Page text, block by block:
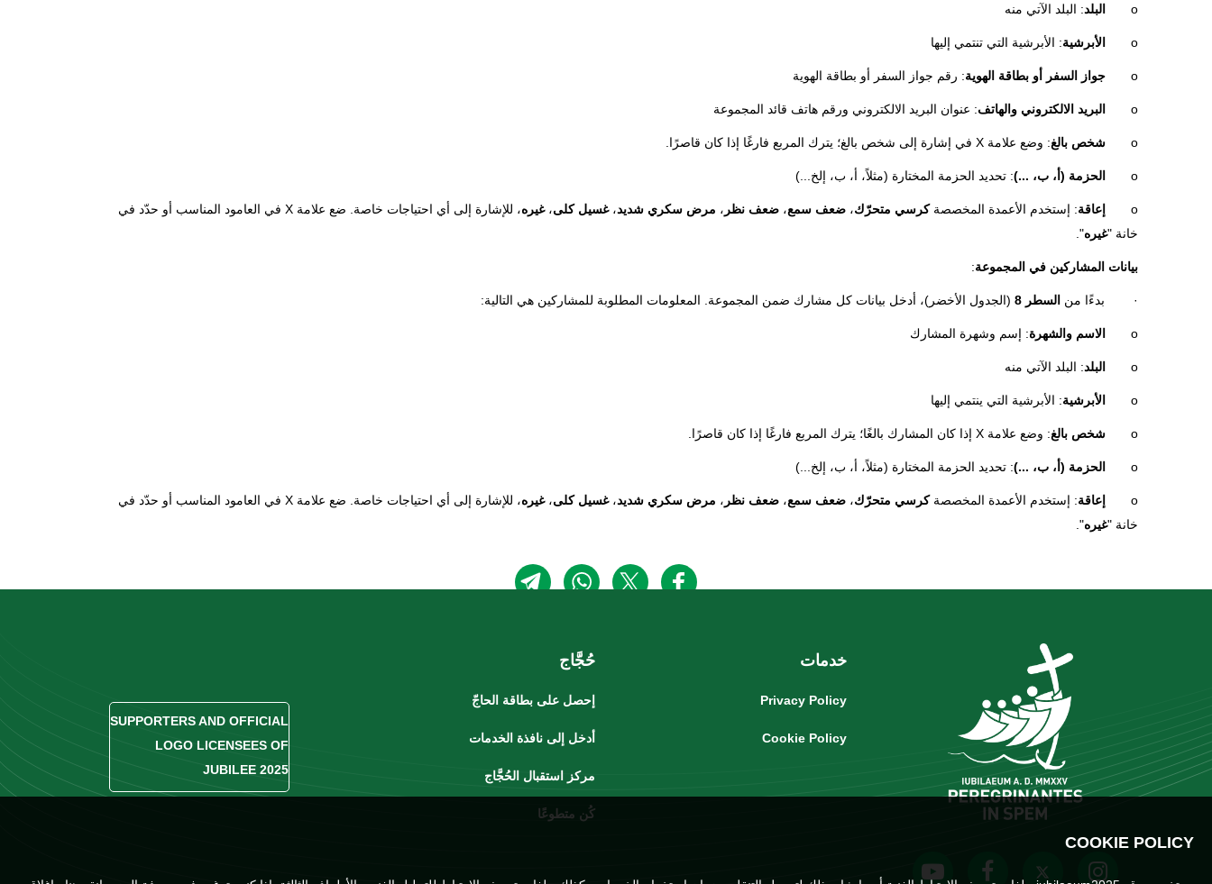
o البلد: البلد الآتي منه
o الأبرشية: الأبرشية التي تنتمي إليها
o جواز السفر أو بطاقة الهوية: رقم جواز السفر أو بطاقة الهوية
o البريد الالكتروني والهاتف: عنوان البريد الالكتروني ورقم هاتف قائد المجموعة
o شخص بالغ: وضع علامة X في إشارة إلى شخص بالغ؛ يترك المربع فارغًا إذا كان قاصرًا.
o الحزمة (أ، ب، ...): تحديد الحزمة المختارة (مثلاً، أ، ب، إلخ...)
o إعاقة: إستخدم الأعمدة المخصصةكرسي متحرّك،ضعف سمع،ضعف نظر ، مرض سكري شديد،غسيل كلى،غيره
، للإشارة إلى أي احتياجات خاصة. ضع علامة X في العامود المناسب أو حدّد في
خانة "غيره".
بيانات المشاركين في المجموعة:
· بدءًا من السطر 8 (الجدول الأخضر)، أدخل بيانات كل مشارك ضمن المجموعة. المعلومات المطلوبة للمشاركين هي التالية:
o الاسم والشهرة: إسم وشهرة المشارك
o البلد: البلد الآتي منه
o الأبرشية: الأبرشية التي ينتمي إليها
o شخص بالغ: وضع علامة X إذا كان المشارك بالغًا؛ يترك المربع فارغًا إذا كان قاصرًا.
o الحزمة (أ، ب، ...): تحديد الحزمة المختارة (مثلاً، أ، ب، إلخ...)
o إعاقة: إستخدم الأعمدة المخصصةكرسي متحرّك،ضعف سمع،ضعف نظر ، مرض سكري شديد،غسيل كلى،غيره
، للإشارة إلى أي احتياجات خاصة. ضع علامة X في العامود المناسب أو حدّد في
خانة "غيره".
خدمات
Privacy Policy
Cookie Policy
حُجَّاج
إحصل على بطاقة الحاجّ
أدخل إلى نافذة الخدمات
مركز استقبال الحُجَّاج
كُن متطوعًا
SUPPORTERS AND OFFICIAL
LOGO LICENSEES OF
JUBILEE 2025
COOKIE POLICY